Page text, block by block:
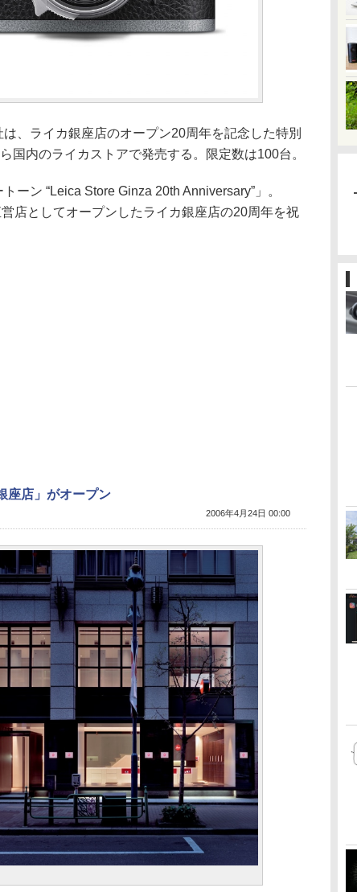
、ライカ銀座店のオープン20周年を記念した特別
国内のライカストアで発売する。限定数は100台。
ーン “Leica Store Ginza 20th Anniversary”」。
店としてオープンしたライカ銀座店の20周年を祝
座店」がオープン
2006年4月24日 00:00